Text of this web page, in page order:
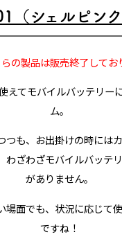
（シェルピンク
の製品は販売終了してお
えてモバイルバッテリー
ム。
つも、お出掛けの時には
わざわざモバイルバッテ
がありません。
場面でも、状況に応じて
ですね！